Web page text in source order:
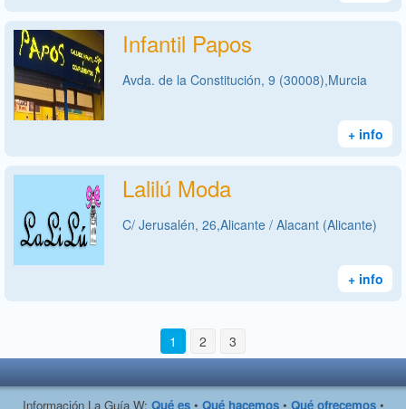
Infantil Papos
Avda. de la Constitución, 9 (30008),Murcia
+ info
Lalilú Moda
C/ Jerusalén, 26,Alicante / Alacant (Alicante)
+ info
1 2 3
Información La Guía W: Qué es• Qué hacemos• Qué ofrecemos•